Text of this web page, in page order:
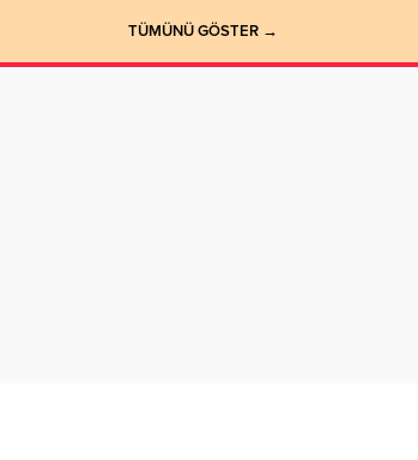
TÜMÜNÜ GÖSTER →